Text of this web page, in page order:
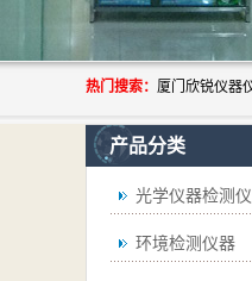
热门搜索：
产品分类
光学仪器检测仪
环境检测仪器